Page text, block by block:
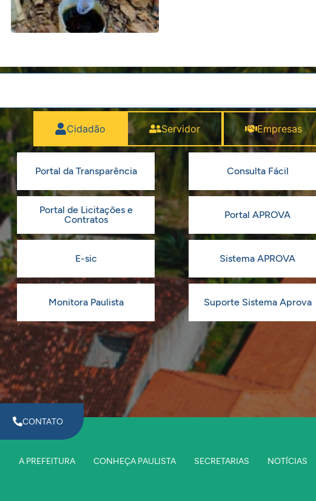
Cidadão Servidor Empresas
Portal da Transparência Consulta Fácil
Portal de Licitações e
Contratos
Portal APROVA
E-sic Sistema APROVA
Monitora Paulista Suporte Sistema Aprova
CONTATO
A PREFEITURA CONHEÇA PAULISTA SECRETARIAS NOTÍCIAS